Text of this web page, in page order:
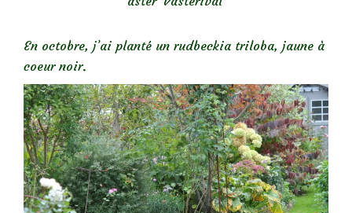
En octobre, j’ai planté un rudbeckia triloba, jaune à
coeur noir.